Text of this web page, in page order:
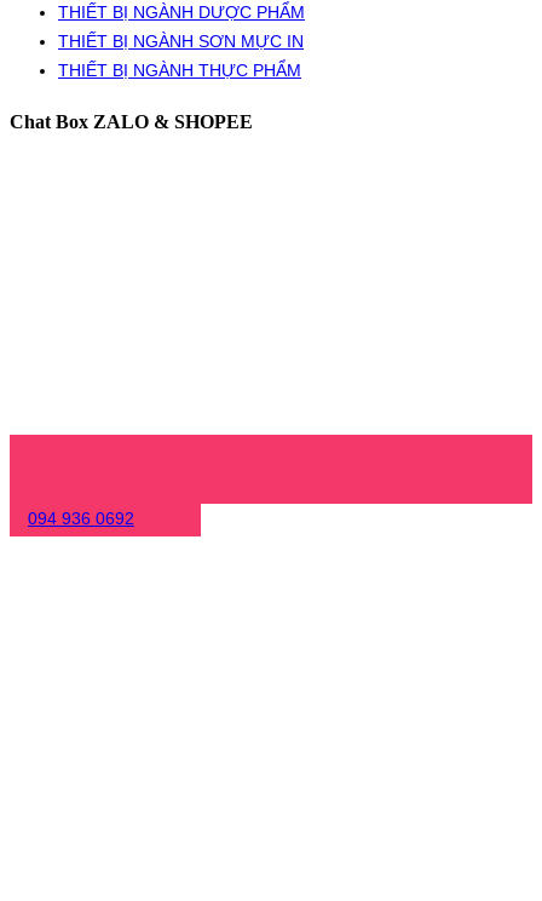
THIẾT BỊ NGÀNH DƯỢC PHẨM
THIẾT BỊ NGÀNH SƠN MỰC IN
THIẾT BỊ NGÀNH THỰC PHẨM
Chat Box ZALO & SHOPEE
094 936 0692